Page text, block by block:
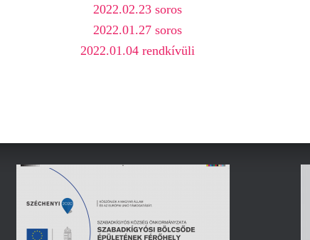
2022.02.23 soros
2022.01.27 soros
2022.01.04 rendkívüli